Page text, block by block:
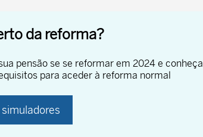
da reforma?
pensão se se reformar em 2024 e conheça
para aceder à reforma normal
simuladores